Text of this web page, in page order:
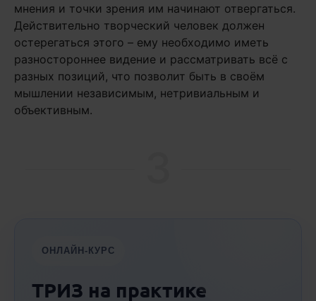
мнения и точки зрения им начинают отвергаться.
Действительно творческий человек должен
остерегаться этого – ему необходимо иметь
разностороннее видение и рассматривать всё с
разных позиций, что позволит быть в своём
мышлении независимым, нетривиальным и
объективным.
ОНЛАЙН-КУРС
ТРИЗ на практике